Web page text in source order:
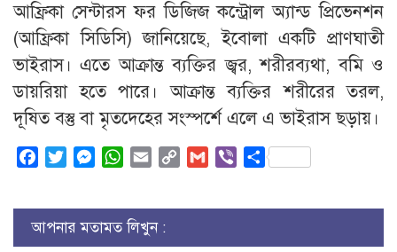
আফ্রিকা সেন্টারস ফর ডিজিজ কন্ট্রোল অ্যান্ড প্রিভেনশন
(আফ্রিকা সিডিসি) জানিয়েছে, ইবোলা একটি প্রাণঘাতী
ভাইরাস। এতে আক্রান্ত ব্যক্তির জ্বর, শরীরব্যথা, বমি ও
ডায়রিয়া হতে পারে। আক্রান্ত ব্যক্তির শরীরের তরল,
দূষিত বস্তু বা মৃতদেহের সংস্পর্শে এলে এ ভাইরাস ছড়ায়।
FacebookTwitterMessenger
WhatsApp
Email
Copy
Gmail ViberShare
আপনার মতামত লিখুন :